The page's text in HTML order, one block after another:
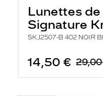
Lunettes de
Signature
SKJ2507-B 402 NOIR
14,50 €